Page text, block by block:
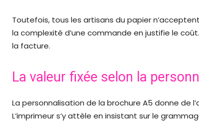
Toutefois, tous les artisans du papier
la complexité d’une commande en justifie le
la facture.
La valeur fixée selon la
La personnalisation de la brochure A5 donne de
L’imprimeur s’y attèle en insistant sur le